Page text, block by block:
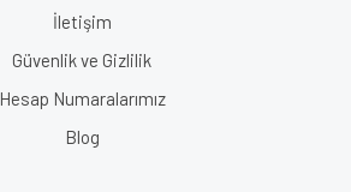
İletişim
Güvenlik ve Gizlilik
Hesap Numaralarımız
Blog